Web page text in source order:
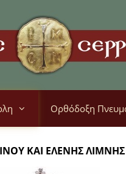
Ορθόδοξη
ΚΑΙ ΕΛΕΝΗΣ ΛΙΜΝΗΣ